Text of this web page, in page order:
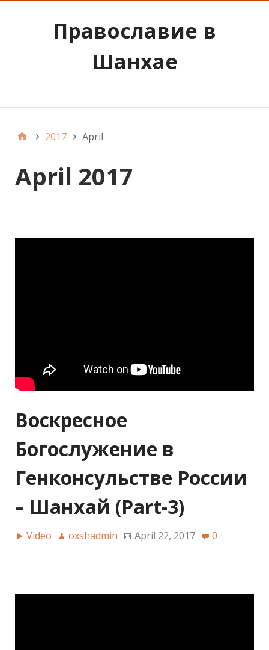
Православие в
Шанхае
2017 April
April 2017
Воскресное
Богослужение в
Генконсульстве России
– Шанхай (Part-3)
Video oxshadmin April 22, 2017 0